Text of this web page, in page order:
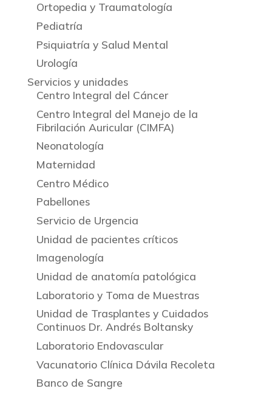
Ortopedia y Traumatología
Pediatría
Psiquiatría y Salud Mental
Urología
Servicios y unidades
Centro Integral del Cáncer
Centro Integral del Manejo de la
Fibrilación Auricular (CIMFA)
Neonatología
Maternidad
Centro Médico
Pabellones
Servicio de Urgencia
Unidad de pacientes críticos
Imagenología
Unidad de anatomía patológica
Laboratorio y Toma de Muestras
Unidad de Trasplantes y Cuidados
Continuos Dr. Andrés Boltansky
Laboratorio Endovascular
Vacunatorio Clínica Dávila Recoleta
Banco de Sangre